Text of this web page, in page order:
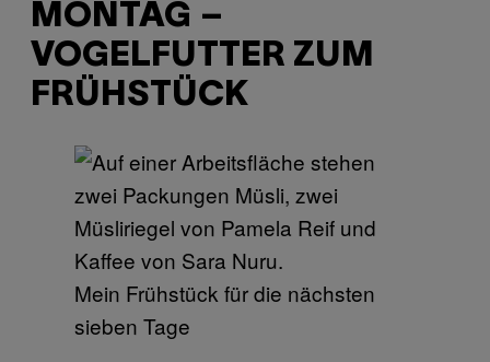
MONTAG –
VOGELFUTTER ZUM
FRÜHSTÜCK
Mein Frühstück für die nächsten
sieben Tage